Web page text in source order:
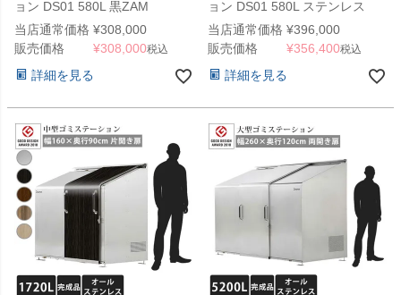
ョン DS01 580L 黒ZAM
W1200×D600×H1000mm」
（YHC）
当店通常価格 ¥308,000
販売価格
¥308,000税込
詳細を見る
ョン DS01 580L ステンレス
W1200×D600×1000mm」
（YHC）
当店通常価格 ¥396,000
販売価格
¥356,400税込
詳細を見る